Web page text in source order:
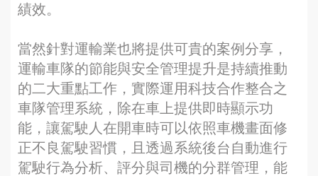
績效。
當然針對運輸業也將提供可貴的案例分享，
運輸車隊的節能與安全管理提升是持續推動
的二大重點工作，實際運用科技合作整合之
車隊管理系統，除在車上提供即時顯示功
能，讓駕駛人在開車時可以依照車機畫面修
正不良駕駛習慣，且透過系統後台自動進行
駕駛行為分析、評分與司機的分群管理，能